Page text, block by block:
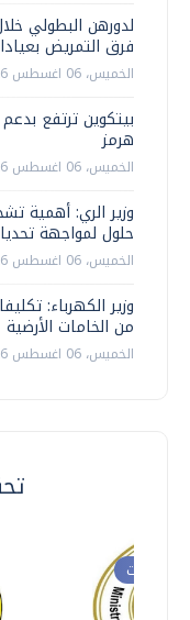
لدورهن البطولي
فرق التمريض
الخميس، 06 اغسطس 2026 11:39 ص
بيتكوين ترتفع
هرمز
الخميس، 06 اغسطس 2026 11:37 ص
وزير الري: أهمية
حلول لمواجهة
الخميس، 06 اغسطس 2026 11:34 ص
وزير الكهرباء:
من الخامات الأرضية
الخميس، 06 اغسطس 2026 11:33 ص
وحوارات